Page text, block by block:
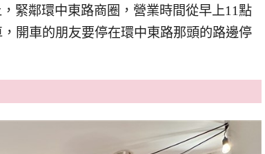
緊鄰環中東路商圈，營業時間從早上11點
開車的朋友要停在環中東路那頭的路邊停